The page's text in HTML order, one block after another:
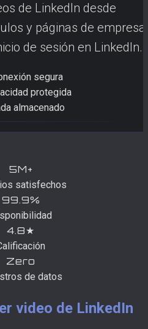
de LinkedIn desde
y páginas de empresa
de sesión en LinkedIn.
segura
protegida
almacenado
5M+
satisfechos
99.9%
4.8★
Zero
de datos
video de LinkedIn